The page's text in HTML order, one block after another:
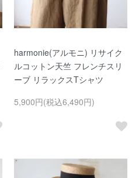
harmonie(アルモニ) リサイク
ルコットン天竺 フレンチスリ
ーブ リラックスTシャツ
5,900円(税込6,490円)